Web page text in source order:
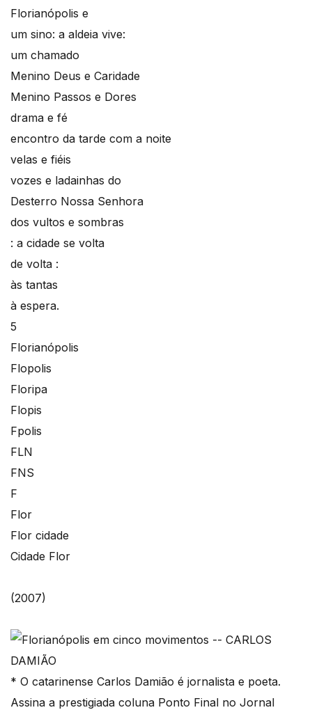
Florianópolis e
um sino: a aldeia vive:
um chamado
Menino Deus e Caridade
Menino Passos e Dores
drama e fé
encontro da tarde com a noite
velas e fiéis
vozes e ladainhas do
Desterro Nossa Senhora
dos vultos e sombras
: a cidade se volta
de volta :
às tantas
à espera.
5
Florianópolis
Flopolis
Floripa
Flopis
Fpolis
FLN
FNS
F
Flor
Flor cidade
Cidade Flor
(2007)
* O catarinense Carlos Damião é jornalista e poeta.
Assina a prestigiada coluna Ponto Final no Jornal